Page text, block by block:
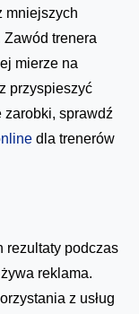
mniejszych
trenera
mierze na
przyspieszyć
sprawdź
dla trenerów
rezultaty podczas
reklama.
z usług